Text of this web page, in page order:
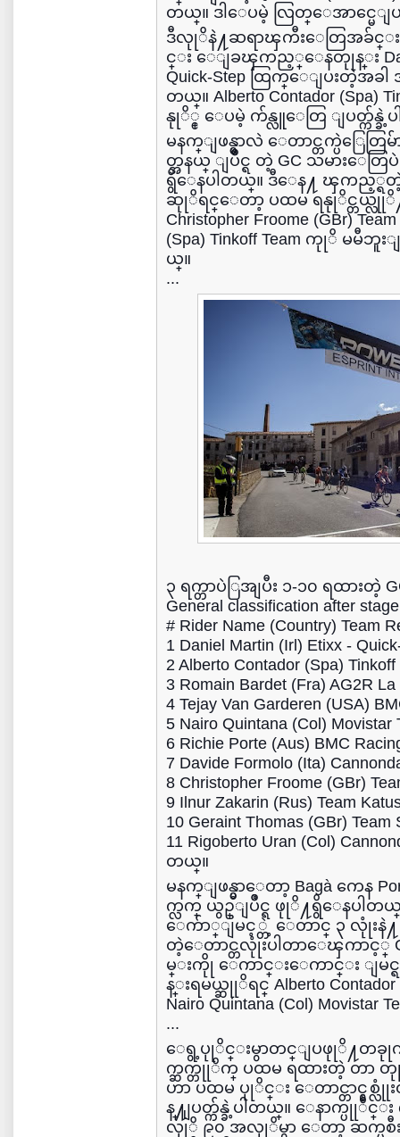
တယ္။ ဒါေပမဲ့ လြတ္ေအာင္မေျပ
ဒီလုုိနဲ႔ဆရာၾကီးေတြအခ်င္းခ်
င္း ေျခၾကည့္ေနတုုန္း Daniel
Quick-Step ထြက္ေျပးတဲ့အခါ
တယ္။ Alberto Contador
နုုိ္င္ ေပမဲ့ က်န္လူေတြ ျပတ္က်န္ခဲ့
မနက္ျဖန္မွာလဲ ေတာင္တက္ပဲြေ
တ္အနယ္ ျပိဳင္ရ တဲ့ GC သမားေတ
ရွိေနပါတယ္။ ဒီေန႔ ၾကည့္
ဆုုိရင္ေတာ့ ပထမ ရနုုိင္တယ္လုုိ
Christopher Froome (GBr)
(Spa) Tinkoff Team ကုုိ မမီ
ယ္။
...
၃ ရက္တာပဲြအျပီး ၁-၁၀ ရထားတဲ့
General classification after
# Rider Name (Country) Team
1 Daniel Martin (Irl) Etixx -
2 Alberto Contador (Spa)
3 Romain Bardet (Fra) AG2R
4 Tejay Van Garderen (USA)
5 Nairo Quintana (Col) Movistar
6 Richie Porte (Aus) BMC
7 Davide Formolo (Ita)
8 Christopher Froome (GBr)
9 Ilnur Zakarin (Rus) Team
10 Geraint Thomas (GBr) Team
11 Rigoberto Uran (Col)
တယ္။
မနက္ျဖန္မွာေတာ့ Bagà ကေန
က္လက္ ယွဥ္ျပိဳင္ရ ဖုုိ႔ရွိေနပါတယ္
ေက်ာ္ျမင့္တဲ့ ေတာင္ ၃ လုုံးနဲ
တဲ့ေတာင္တလုုံးပါတာေၾကာင့္
မ္းကိုု ေကာင္းေကာင္း ျမင္ရ
န္းရမယ္ဆုုိရင္ Alberto Contador
Nairo Quintana (Col) Movistar
...
ေရွ့ပုုိင္းမွာတင္ျပဖုုိ႔တခုုက်
က္ဆက္တုုိက္ ပထမ ရထားတဲ့ တာ တုုိဘုု
ဟာ ပထမ ပုုိင္း ေတာင္တာင္နွစ္လုုံ
န္႔ျပတ္က်န္ခဲ့ပါတယ္။ ေနာက္ပုုိင္း
လုုိ ၉၀ အလုုိမွာ ေတာ့ ဆက္မစီ